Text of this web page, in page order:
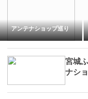
アンテナショップ巡り
宮城
ナシ